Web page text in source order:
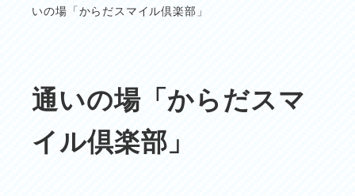
いの場「からだスマイル倶楽部」
通いの場「からだスマ
イル倶楽部」